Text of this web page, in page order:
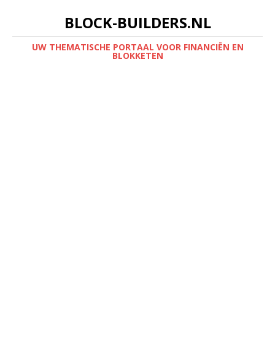
BLOCK-BUILDERS.NL
UW THEMATISCHE PORTAAL VOOR FINANCIËN EN
BLOKKETEN